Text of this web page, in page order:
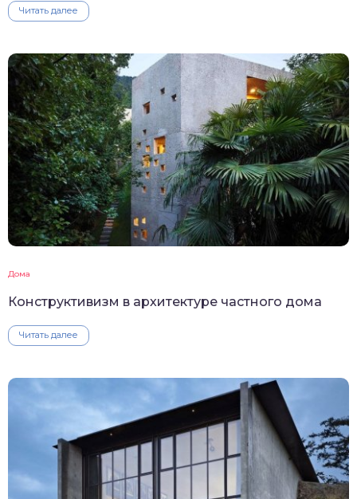
Читать далее
Дома
Конструктивизм в архитектуре частного дома
Читать далее